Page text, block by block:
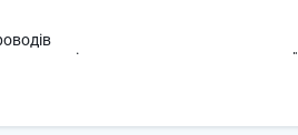
навколишнього середовища"